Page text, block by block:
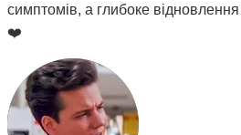
симптомів, а глибоке
❤️